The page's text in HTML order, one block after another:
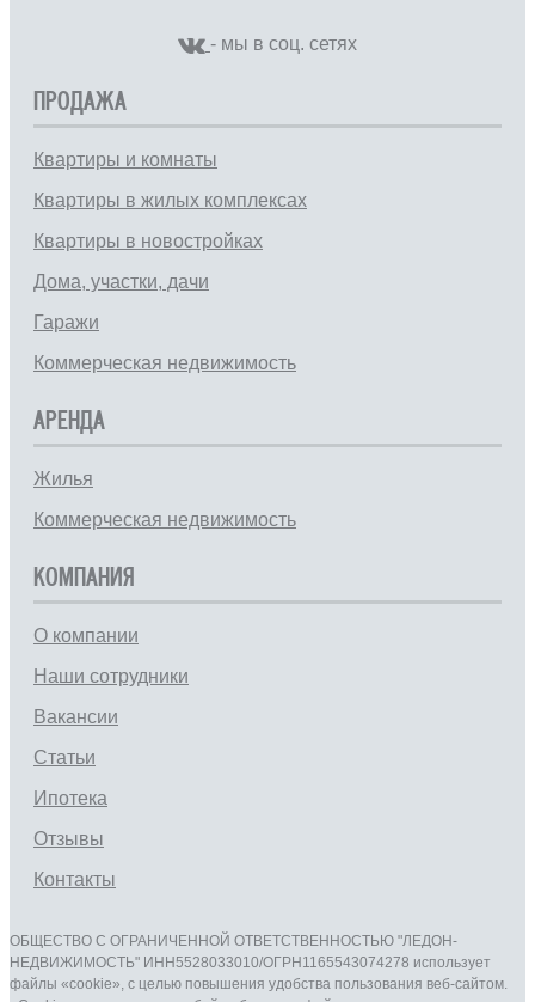
- мы в соц. сетях
ПРОДАЖА
Квартиры и комнаты
Квартиры в жилых комплексах
Квартиры в новостройках
Дома, участки, дачи
Гаражи
Коммерческая недвижимость
АРЕНДА
Жилья
Коммерческая недвижимость
КОМПАНИЯ
О компании
Наши сотрудники
Вакансии
Статьи
Ипотека
Отзывы
Контакты
ОБЩЕСТВО С ОГРАНИЧЕННОЙ ОТВЕТСТВЕННОСТЬЮ "ЛЕДОН-
НЕДВИЖИМОСТЬ" ИНН5528033010/ОГРН1165543074278 использует
файлы «cookie», с целью повышения удобства пользования веб-сайтом.